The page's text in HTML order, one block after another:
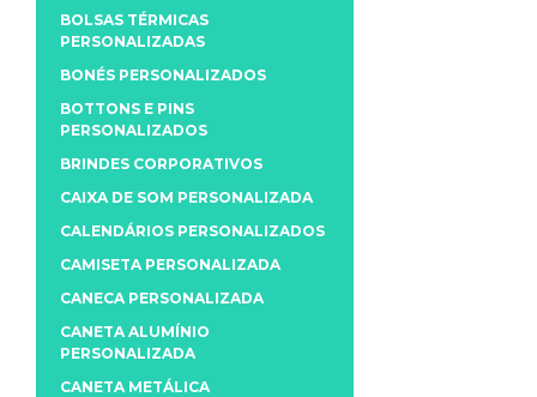
BOLSAS TÉRMICAS
PERSONALIZADAS
BONÉS PERSONALIZADOS
BOTTONS E PINS
PERSONALIZADOS
BRINDES CORPORATIVOS
CAIXA DE SOM PERSONALIZADA
CALENDÁRIOS PERSONALIZADOS
CAMISETA PERSONALIZADA
CANECA PERSONALIZADA
CANETA ALUMÍNIO
PERSONALIZADA
CANETA METÁLICA